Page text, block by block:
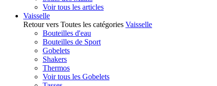
Voir tous les articles
Vaisselle
Retour vers Toutes les catégories Vaisselle
Bouteilles d'eau
Bouteilles de Sport
Gobelets
Shakers
Thermos
Voir tous les Gobelets